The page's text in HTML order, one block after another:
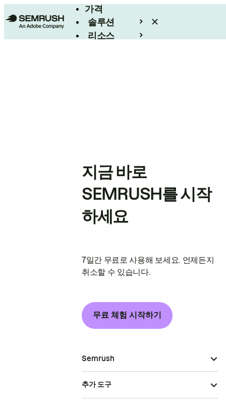
가격
솔루션
리소스
지금 바로
SEMRUSH를 시작
하세요
7일간 무료로 사용해 보세요. 언제든지
취소할 수 있습니다.
무료 체험 시작하기
Semrush
추가 도구